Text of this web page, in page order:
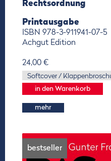
Rechtsordnung
Printausgabe
ISBN 978-3-911941-07-5
Achgut Edition
24,00 €
mehr
bestseller